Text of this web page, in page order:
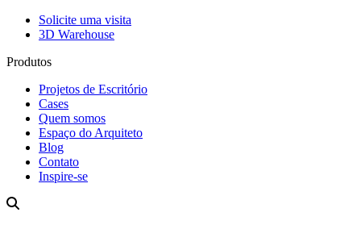
Solicite uma visita
3D Warehouse
Produtos
Projetos de Escritório
Cases
Quem somos
Espaço do Arquiteto
Blog
Contato
Inspire-se